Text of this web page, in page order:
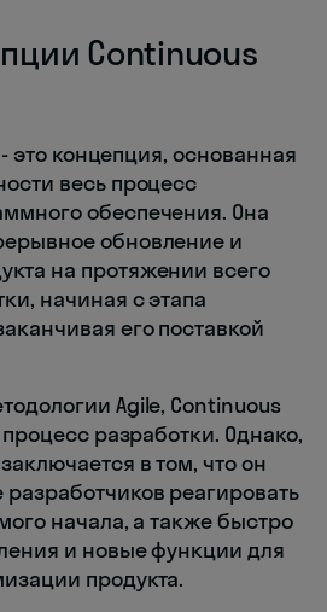
Continuous
это концепция, основанная
весь процесс
обеспечения. Она
обновление и
на протяжении всего
начиная с этапа
его поставкой
Agile, Continuous
разработки. Однако,
в том, что он
реагировать
начала, а также быстро
и новые функции для
продукта.